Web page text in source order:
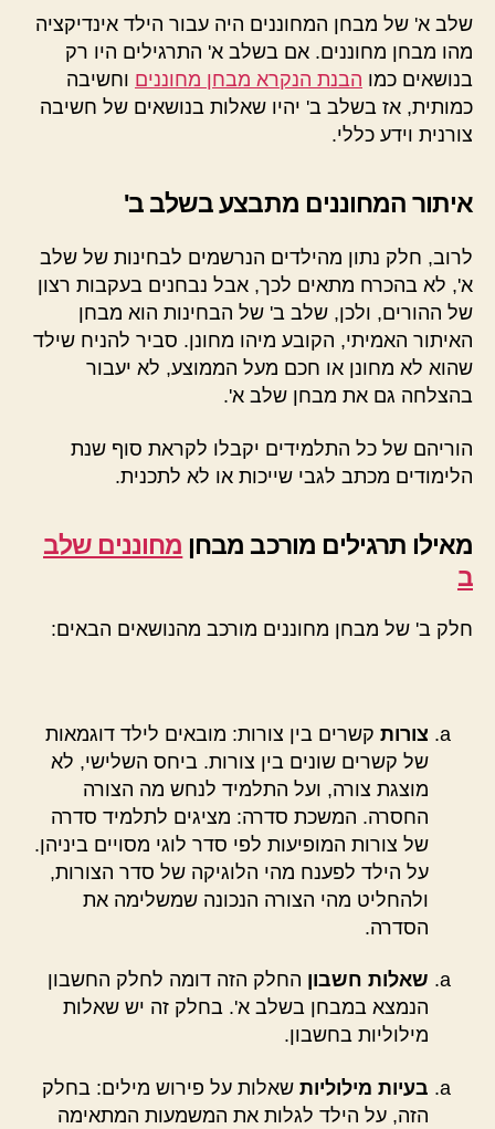
שלב א' של מבחן המחוננים היה עבור הילד אינדיקציה
מהו מבחן מחוננים. אם בשלב א' התרגילים היו רק
בנושאים כמו הבנת הנקרא מבחן מחוננים וחשיבה
כמותית, אז בשלב ב' יהיו שאלות בנושאים של חשיבה
צורנית וידע כללי.
איתור המחוננים מתבצע בשלב ב'
לרוב, חלק נתון מהילדים הנרשמים לבחינות של שלב
א', לא בהכרח מתאים לכך, אבל נבחנים בעקבות רצון
של ההורים, ולכן, שלב ב' של הבחינות הוא מבחן
האיתור האמיתי, הקובע מיהו מחונן. סביר להניח שילד
שהוא לא מחונן או חכם מעל הממוצע, לא יעבור
בהצלחה גם את מבחן שלב א'.
הוריהם של כל התלמידים יקבלו לקראת סוף שנת
הלימודים מכתב לגבי שייכות או לא לתכנית.
מאילו תרגילים מורכב מבחן מחוננים שלב
ב
חלק ב' של מבחן מחוננים מורכב מהנושאים הבאים:
צורות קשרים בין צורות: מובאים לילד דוגמאות
של קשרים שונים בין צורות. ביחס השלישי, לא
מוצגת צורה, ועל התלמיד לנחש מה הצורה
החסרה. המשכת סדרה: מציגים לתלמיד סדרה
של צורות המופיעות לפי סדר לוגי מסויים ביניהן.
על הילד לפענח מהי הלוגיקה של סדר הצורות,
ולהחליט מהי הצורה הנכונה שמשלימה את
הסדרה.
שאלות חשבון החלק הזה דומה לחלק החשבון
הנמצא במבחן בשלב א'. בחלק זה יש שאלות
מילוליות בחשבון.
בעיות מילוליות שאלות על פירוש מילים: בחלק
הזה, על הילד לגלות את המשמעות המתאימה